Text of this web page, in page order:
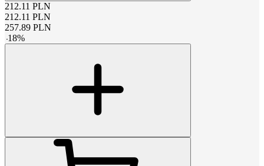
212.11 PLN
212.11 PLN
257.89 PLN
-18%